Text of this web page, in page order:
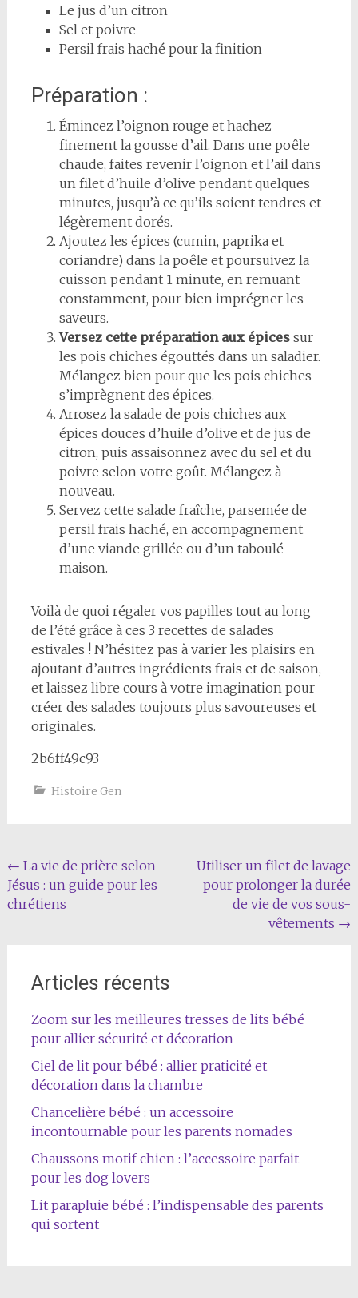
Le jus d’un citron
Sel et poivre
Persil frais haché pour la finition
Préparation :
Émincez l’oignon rouge et hachez
finement la gousse d’ail. Dans une poêle
chaude, faites revenir l’oignon et l’ail dans
un filet d’huile d’olive pendant quelques
minutes, jusqu’à ce qu’ils soient tendres et
légèrement dorés.
Ajoutez les épices (cumin, paprika et
coriandre) dans la poêle et poursuivez la
cuisson pendant 1 minute, en remuant
constamment, pour bien imprégner les
saveurs.
Versez cette préparation aux épicessur
les pois chiches égouttés dans un saladier.
Mélangez bien pour que les pois chiches
s’imprègnent des épices.
Arrosez la salade de pois chiches aux
épices douces d’huile d’olive et de jus de
citron, puis assaisonnez avec du sel et du
poivre selon votre goût. Mélangez à
nouveau.
Servez cette salade fraîche, parsemée de
persil frais haché, en accompagnement
d’une viande grillée ou d’un taboulé
maison.
Voilà de quoi régaler vos papilles tout au long
de l’été grâce à ces 3 recettes de salades
estivales ! N’hésitez pas à varier les plaisirs en
ajoutant d’autres ingrédients frais et de saison,
et laissez libre cours à votre imagination pour
créer des salades toujours plus savoureuses et
originales.
2b6ff49c93
Histoire Gen
Navigation
de
← La vie de prière selon
Jésus : un guide pour les
chrétiens
Utiliser un filet de lavage
pour prolonger la durée
de vie de vos sous-
vêtements →
Articles récents
Zoom sur les meilleures tresses de lits bébé
pour allier sécurité et décoration
Ciel de lit pour bébé : allier praticité et
décoration dans la chambre
Chancelière bébé : un accessoire
incontournable pour les parents nomades
Chaussons motif chien : l’accessoire parfait
pour les dog lovers
Lit parapluie bébé : l’indispensable des parents
qui sortent